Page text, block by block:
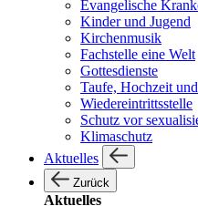
Evangelische
Kinder und Jugend
Kirchenmusik
Fachstelle eine Welt
Gottesdienste
Taufe, Hochzeit
Wiedereintrittsstelle
Schutz vor
Klimaschutz
Aktuelles
Zurück
Aktuelles